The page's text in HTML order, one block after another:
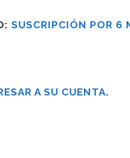
SUSCRIPCIÓN POR 6
A SU CUENTA.